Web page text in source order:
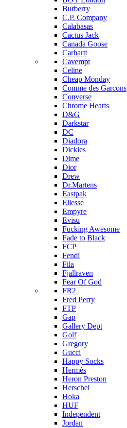
Burberry
C.P. Company
Calabasas
Cactus Jack
Canada Goose
Carhartt
Cavempt
Celine
Cheap Monday
Comme des Garcons
Converse
Chrome Hearts
D&G
Darkstar
DC
Diadora
Dickies
Dime
Dior
Drew
Dr.Martens
Eastpak
Ellesse
Empyre
Evisu
Fucking Awesome
Fade to Black
FCP
Fendi
Fila
Fjallraven
Fear Of God
FR2
Fred Perry
FTP
Gap
Gallery Dept
Golf
Gregory
Gucci
Happy Socks
Hermès
Heron Preston
Hersсhel
Hoka
HUF
Independent
Jordan